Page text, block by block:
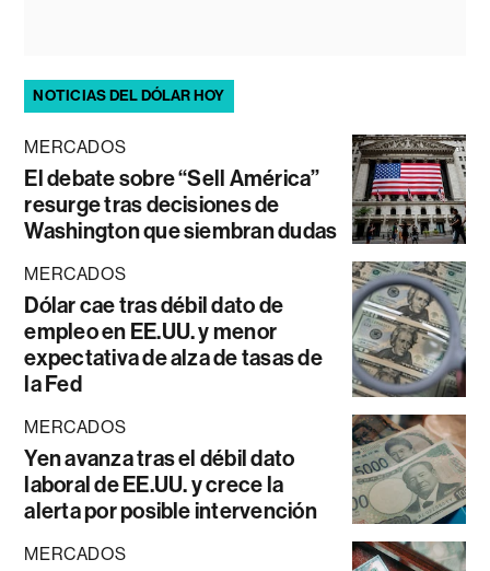
NOTICIAS DEL DÓLAR HOY
MERCADOS
El debate sobre “Sell América”
resurge tras decisiones de
Washington que siembran dudas
MERCADOS
Dólar cae tras débil dato de
empleo en EE.UU. y menor
expectativa de alza de tasas de
la Fed
MERCADOS
Yen avanza tras el débil dato
laboral de EE.UU. y crece la
alerta por posible intervención
MERCADOS